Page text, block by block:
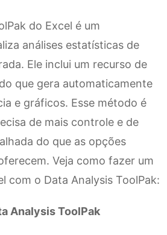
do Excel é um
análises estatísticas de
Ele inclui um recurso de
que gera automaticamente
e gráficos. Esse método é
de mais controle e de
do que as opções
Veja como fazer um
com o Data Analysis ToolPak:
Analysis ToolPak